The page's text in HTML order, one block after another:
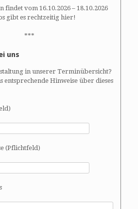
findet vom 16.10.2026 – 18.10.2026
gibt es rechtzeitig hier!
***
uns
in unserer Terminübersicht?
entsprechende Hinweise über dieses
(Pflichtfeld)